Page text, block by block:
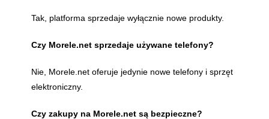
Tak, platforma sprzedaje wyłącznie nowe produkty.
Czy Morele.net sprzedaje używane telefony?
Nie, Morele.net oferuje jedynie nowe telefony i sprzęt
elektroniczny.
Czy zakupy na Morele.net są bezpieczne?